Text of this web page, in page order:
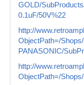
GOLD/
0.1uF/50V%22
http://
ObjectPath=/
PANASONIC/
http://
ObjectPath=/